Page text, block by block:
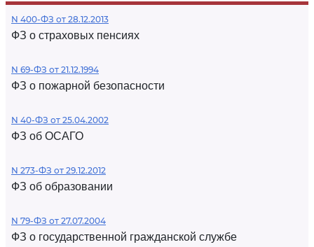
N 400-ФЗ от 28.12.2013
ФЗ о страховых пенсиях
N 69-ФЗ от 21.12.1994
ФЗ о пожарной безопасности
N 40-ФЗ от 25.04.2002
ФЗ об ОСАГО
N 273-ФЗ от 29.12.2012
ФЗ об образовании
N 79-ФЗ от 27.07.2004
ФЗ о государственной гражданской службе